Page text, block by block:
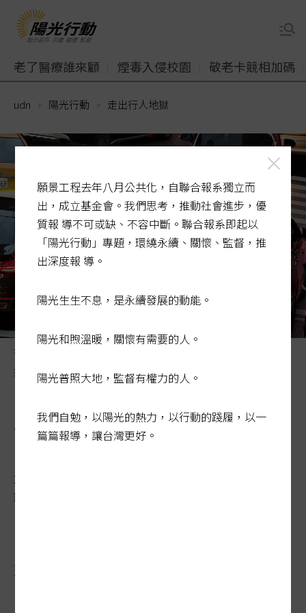
老了醫療誰來顧 煙毒入侵校園 敬老卡競相加碼
udn 陽光行動 走出行人地獄
行人走在斑馬線的窘迫與危險，政府推動路口改善卻未對
症下藥。記者曾學仁／攝影
工程失靈 路口改善死傷卻未
2023-05-25 04:56:19
聯合報 / 記者楊竣傑、周湘芸／專題報導
交通部雖已改善千餘個高風險路口，去年路
願景工程去年八月公共化，自聯合報系獨立而
出，成立基金會。我們思考，推動社會進步，優
質報 導不可或缺、不容中斷。聯合報系即起以
「陽光行動」專題，環繞永續、關懷、監督，推
出深度報 導。
陽光生生不息，是永續發展的動能。
陽光和煦溫暖，關懷有需要的人。
陽光普照大地，監督有權力的人。
我們自勉，以陽光的熱力，以行動的踐履，以一
篇篇報導，讓台灣更好。